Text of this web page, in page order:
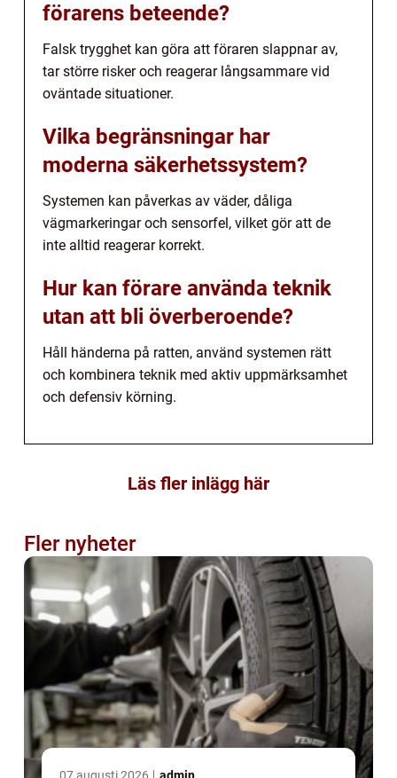
förarens beteende?
Falsk trygghet kan göra att föraren slappnar av,
tar större risker och reagerar långsammare vid
oväntade situationer.
Vilka begränsningar har
moderna säkerhetssystem?
Systemen kan påverkas av väder, dåliga
vägmarkeringar och sensorfel, vilket gör att de
inte alltid reagerar korrekt.
Hur kan förare använda teknik
utan att bli överberoende?
Håll händerna på ratten, använd systemen rätt
och kombinera teknik med aktiv uppmärksamhet
och defensiv körning.
Läs fler inlägg här
Fler nyheter